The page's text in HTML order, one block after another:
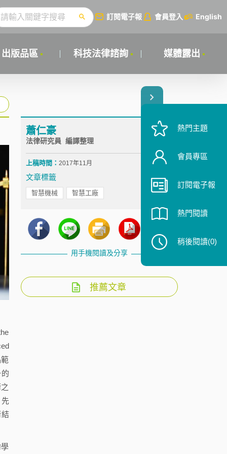
訂閱電子報 會員登入 English
出版品區 科技法律諮詢 媒體露出
蕭仁豪
法律研究員 編譯整理
上稿時間： 2017年11月
文章標籤
智慧機械 智慧工廠
用手機閱讀及分享
推薦文章
熱門主題
會員專區
訂閱電子報
熱門閱讀
稍後閱讀(0)